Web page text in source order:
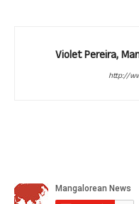
Violet Pereira,
http://